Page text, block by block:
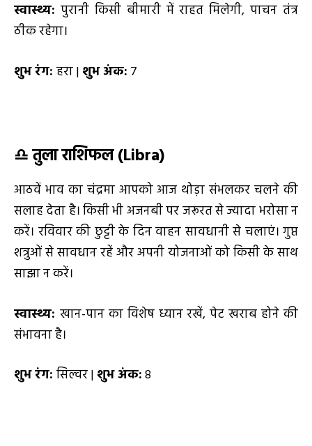
स्वास्थ्य: पुरानी किसी बीमारी में राहत मिलेगी, पाचन तंत्र
ठीक रहेगा।
शुभ रंग: हरा | शुभ अंक: 7
♎तुला राशिफल (Libra)
आठवें भाव का चंद्रमा आपको आज थोड़ा संभलकर चलने की
सलाह देता है। किसी भी अजनबी पर जरूरत से ज्यादा भरोसा न
करें। रविवार की छुट्टी के दिन वाहन सावधानी से चलाएं। गुप्त
शत्रुओं से सावधान रहें और अपनी योजनाओं को किसी के साथ
साझा न करें।
स्वास्थ्य: खान-पान का विशेष ध्यान रखें, पेट खराब होने की
संभावना है।
शुभ रंग: सिल्वर | शुभ अंक:8